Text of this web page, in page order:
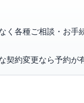
く各種ご相談・お手
契約変更なら予約が